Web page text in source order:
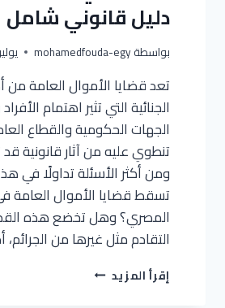
دليل قانوني شامل
بواسطةmohamedfouda-egy يوليو 6,
تعد قضايا الأموال العامة من
الجنائية التي تثير اهتمام
الجهات الحكومية والقطاع
تنطوي عليه من آثار قانونية
ومن أكثر الأسئلة تداولًا في
تسقط قضايا الأموال العامة
المصري؟ وهل تخضع هذه
التقادم مثل غيرها من
إقرأ المزيد